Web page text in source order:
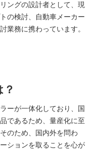
ングの設計者として、現
の検討、自動車メーカー
業務に携わっています。
ーが一体化しており、国
であるため、量産化に至
のため、国内外を問わ
ションを取ることを心が